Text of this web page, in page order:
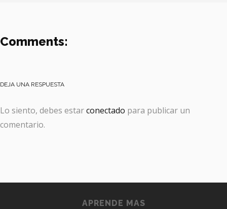
Comments:
DEJA UNA RESPUESTA
Lo siento, debes estarconectado para publicar un
comentario.
APRENDE MAS